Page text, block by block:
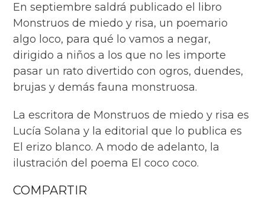
En septiembre saldrá publicado el libro
Monstruos de miedo y risa, un poemario
algo loco, para qué lo vamos a negar,
dirigido a niños a los que no les importe
pasar un rato divertido con ogros, duendes,
brujas y demás fauna monstruosa.
La escritora de Monstruos de miedo y risa es
Lucía Solana y la editorial que lo publica es
El erizo blanco. A modo de adelanto, la
ilustración del poema El coco coco.
COMPARTIR